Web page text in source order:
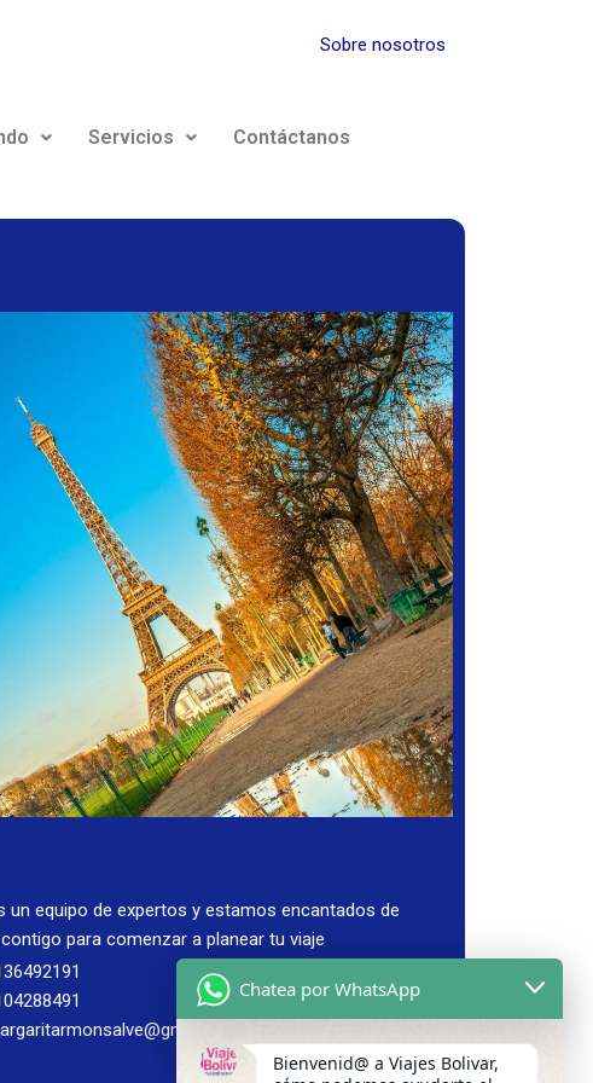
Sobre nosotros
Servicios Contáctanos
un equipo de expertos y estamos encantados de
para comenzar a planear tu viaje
Chatea por WhatsApp
Bienvenid@ a Viajes Bolivar,